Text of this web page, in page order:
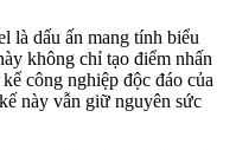
là dấu ấn mang tính biểu
không chỉ tạo điểm nhấn
công nghiệp độc đáo của
này vẫn giữ nguyên sức